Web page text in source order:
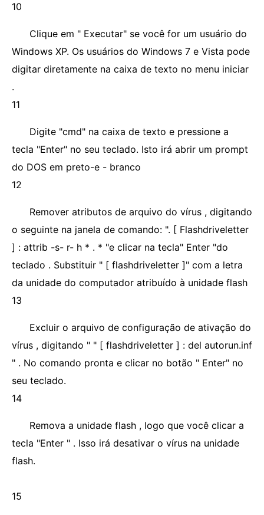
10
Clique em " Executar" se você for um usuário do
Windows XP. Os usuários do Windows 7 e Vista pode
digitar diretamente na caixa de texto no menu iniciar
.
11
Digite "cmd" na caixa de texto e pressione a
tecla "Enter" no seu teclado. Isto irá abrir um prompt
do DOS em preto-e - branco
12
Remover atributos de arquivo do vírus , digitando
o seguinte na janela de comando: ". [ Flashdriveletter
] : attrib -s- r- h * . * "e clicar na tecla" Enter "do
teclado . Substituir " [ flashdriveletter ]" com a letra
da unidade do computador atribuído à unidade flash
13
Excluir o arquivo de configuração de ativação do
vírus , digitando " " [ flashdriveletter ] : del autorun.inf
" . No comando pronta e clicar no botão " Enter" no
seu teclado.
14
Remova a unidade flash , logo que você clicar a
tecla "Enter " . Isso irá desativar o vírus na unidade
flash.
15